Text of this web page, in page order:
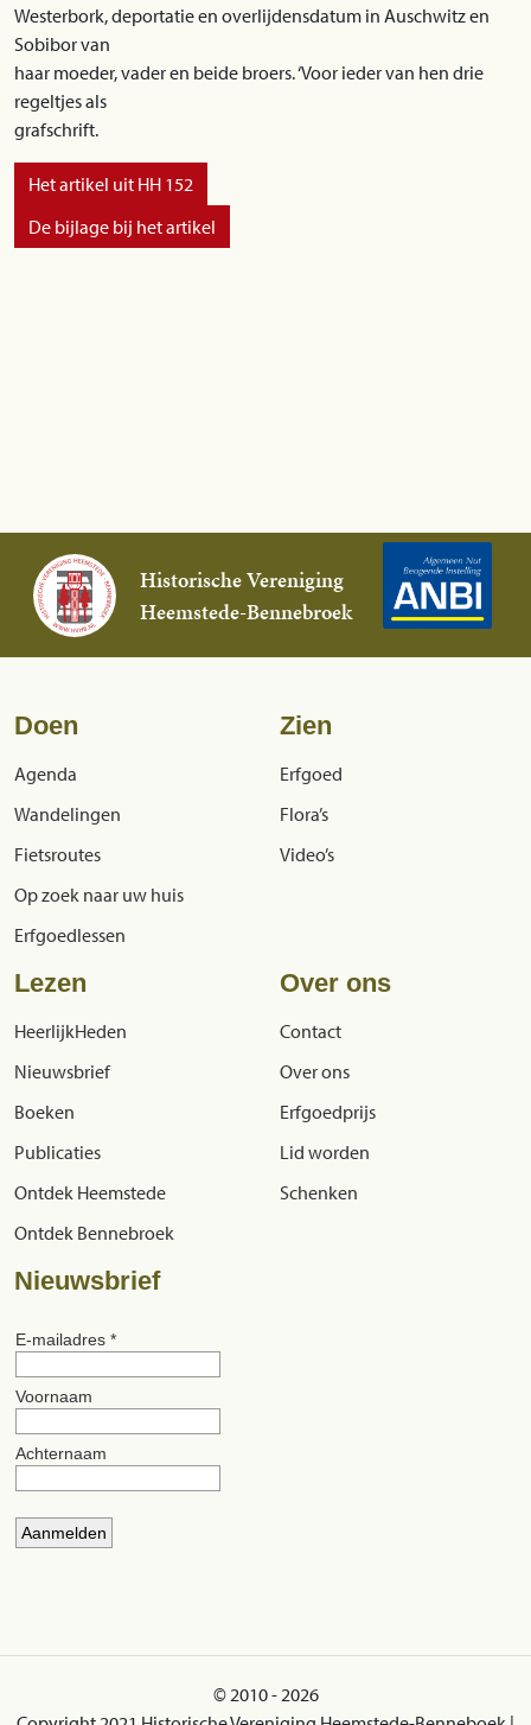
Westerbork, deportatie en overlijdensdatum in Auschwitz en
Sobibor van
haar moeder, vader en beide broers. ‘Voor ieder van hen drie
regeltjes als
grafschrift.
Het artikel uit HH 152
De bijlage bij het artikel
Historische Vereniging
Heemstede-Bennebroek
Doen
Agenda
Wandelingen
Fietsroutes
Op zoek naar uw huis
Erfgoedlessen
Zien
Erfgoed
Flora’s
Video’s
Lezen
HeerlijkHeden
Nieuwsbrief
Boeken
Publicaties
Ontdek Heemstede
Ontdek Bennebroek
Over ons
Contact
Over ons
Erfgoedprijs
Lid worden
Schenken
Nieuwsbrief
© 2010 - 2026